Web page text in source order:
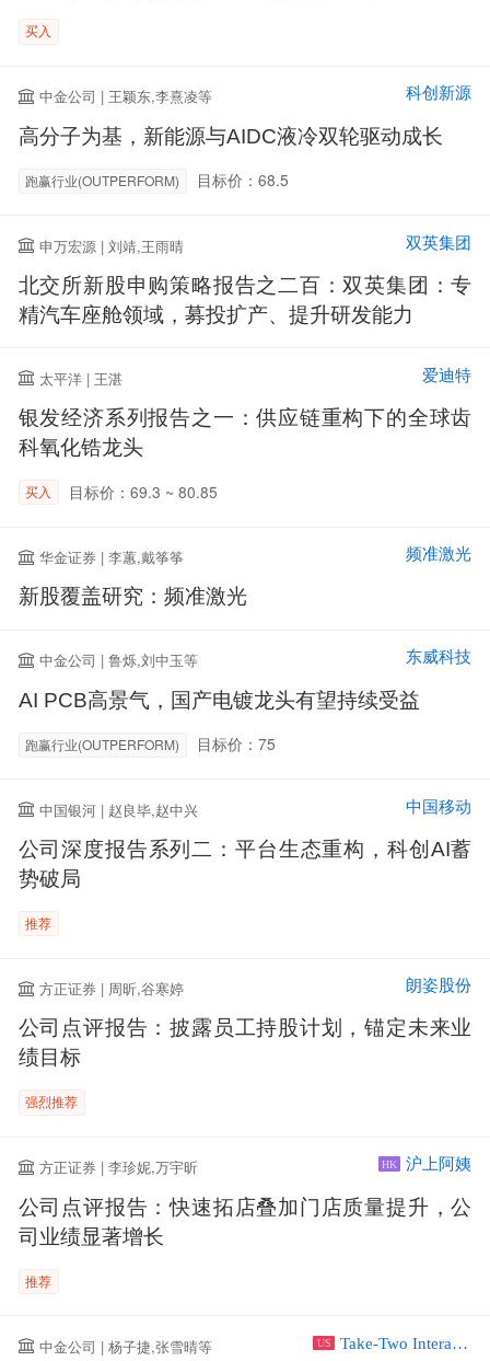
买入
中金公司 | 王颖东,李熹凌等 科创新源
高分子为基，新能源与AIDC液冷双轮驱动成长
跑赢行业(OUTPERFORM) 目标价：68.5
申万宏源 | 刘靖,王雨晴 双英集团
北交所新股申购策略报告之二百：双英集团：专
精汽车座舱领域，募投扩产、提升研发能力
太平洋 | 王湛 爱迪特
银发经济系列报告之一：供应链重构下的全球齿
科氧化锆龙头
买入 目标价：69.3 ~ 80.85
华金证券 | 李蕙,戴筝筝 频准激光
新股覆盖研究：频准激光
中金公司 | 鲁烁,刘中玉等 东威科技
AI PCB高景气，国产电镀龙头有望持续受益
跑赢行业(OUTPERFORM) 目标价：75
中国银河 | 赵良毕,赵中兴 中国移动
公司深度报告系列二：平台生态重构，科创AI蓄
势破局
推荐
方正证券 | 周昕,谷寒婷 朗姿股份
公司点评报告：披露员工持股计划，锚定未来业
绩目标
强烈推荐
方正证券 | 李珍妮,万宇昕 HK 沪上阿姨
公司点评报告：快速拓店叠加门店质量提升，公
司业绩显著增长
推荐
中金公司 | 杨子捷,张雪晴等 US Take-Two Interactive Software Inc